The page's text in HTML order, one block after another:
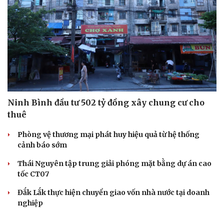
Ninh Bình đầu tư 502 tỷ đồng xây chung cư cho
thuê
Phòng vệ thương mại phát huy hiệu quả từ hệ thống
cảnh báo sớm
Thái Nguyên tập trung giải phóng mặt bằng dự án cao
tốc CT07
Đắk Lắk thực hiện chuyển giao vốn nhà nước tại doanh
nghiệp